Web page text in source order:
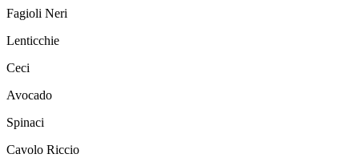
Fagioli Neri
Lenticchie
Ceci
Avocado
Spinaci
Cavolo Riccio